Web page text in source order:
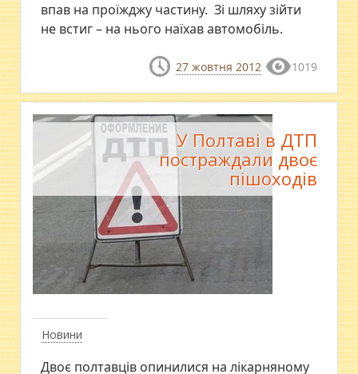
впав на проїжджу частину. Зі шляху зійти
не встиг – на нього наїхав автомобіль.
27 жовтня 2012 1019
Новини
У Полтаві в ДТП
постраждали двоє
пішоходів
Двоє полтавців опинилися на лікарняному